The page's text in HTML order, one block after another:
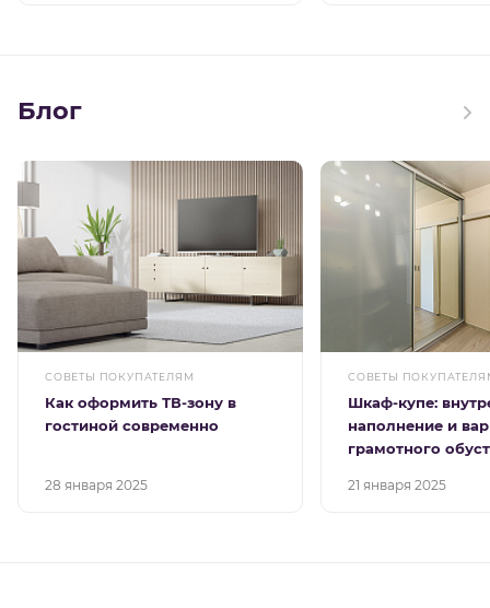
Блог
СОВЕТЫ ПОКУПАТЕЛЯМ
28 января 2025
Как оформить ТВ-зону в
гостиной современно
СОВЕТЫ
21 января 2025
Шкаф-купе:
наполнение и
грамотного